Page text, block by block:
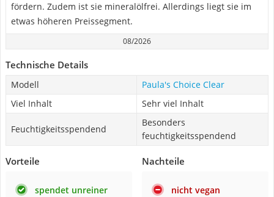
fördern. Zudem ist sie mineralölfrei. Allerdings liegt sie im
etwas höheren Preissegment.
08/2026
Technische Details
Modell
Paula's Choice Clear
Viel Inhalt
Sehr viel Inhalt
Feuchtigkeitsspendend
Besonders
feuchtigkeitsspendend
Vorteile
spendet unreiner
Nachteile
nicht vegan